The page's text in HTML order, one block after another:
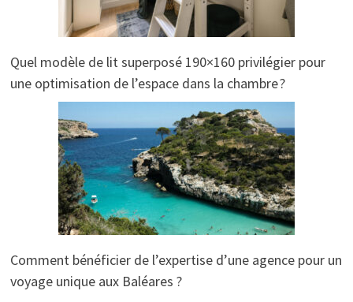
Quel modèle de lit superposé 190×160 privilégier pour
une optimisation de l’espace dans la chambre ?
Comment bénéficier de l’expertise d’une agence pour un
voyage unique aux Baléares ?